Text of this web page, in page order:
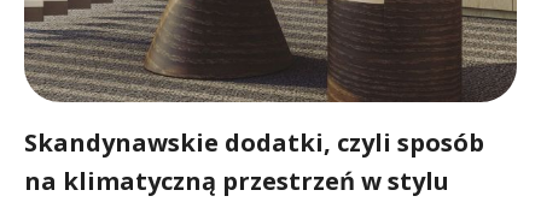
Skandynawskie dodatki, czyli sposób
na klimatyczną przestrzeń w stylu